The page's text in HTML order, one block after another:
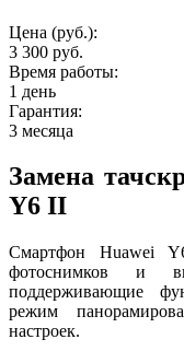
Цена (руб.):
3 300 руб.
Время работы:
1 день
Гарантия:
3 месяца
Замена
Y6 II
Смартфон Huawei
фотоснимков и
поддерживающие
режим
настроек.